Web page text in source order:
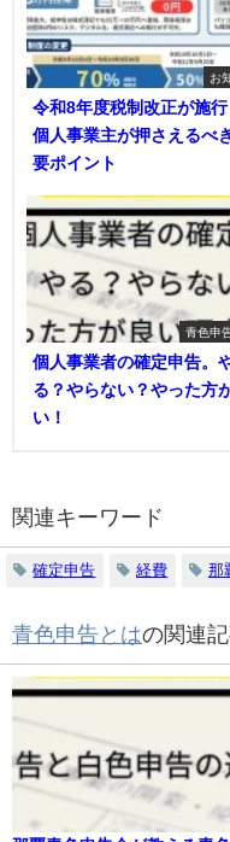
お
令和8年度税制改正が施行
個人事業主が押さえるべ
要ポイント
青色申
個人事業者の確定申告。
る？やらない？やった方
い！
関連キーワード
確定申告 経費 那
青色申告とはの関連